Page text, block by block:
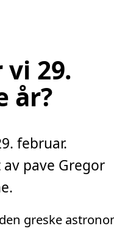
29.
år?
februar.
pave Gregor